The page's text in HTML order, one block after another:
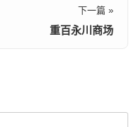
下一篇 »
重百永川商场